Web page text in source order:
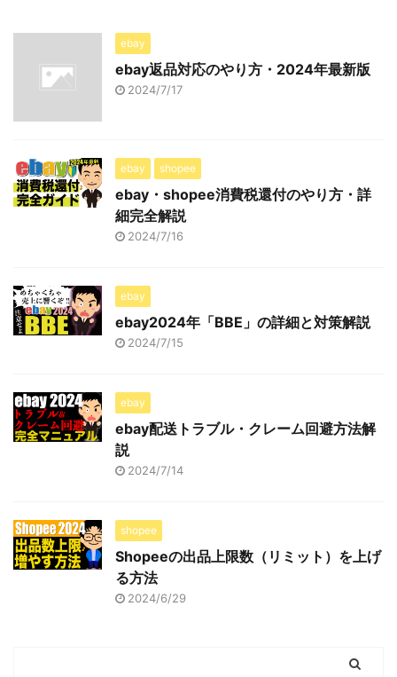
ebay
ebay返品対応のやり方・2024年最新版
2024/7/17
ebay shopee
ebay・shopee消費税還付のやり方・詳
細完全解説
2024/7/16
ebay
ebay2024年「BBE」の詳細と対策解説
2024/7/15
ebay
ebay配送トラブル・クレーム回避方法解
説
2024/7/14
shopee
Shopeeの出品上限数（リミット）を上げ
る方法
2024/6/29